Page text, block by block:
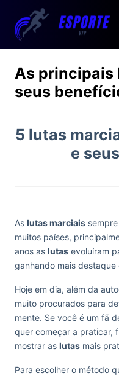
As principais
seus
5 lutas
e
As lutas marciais
muitos países,
anos as lutas evoluíram
ganhando mais
Hoje em dia, além da
muito procurados para
mente. Se você é um fã
quer começar a praticar,
mostrar as lutas mais
Para escolher o método